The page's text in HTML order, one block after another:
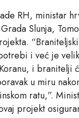
RH, ministar
Slunja,
i već je
i branitelji
u miru
ratu,”.
projekt